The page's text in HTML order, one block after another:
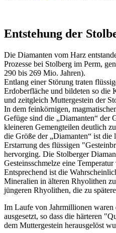
Entstehung der
Die Diamanten vom Harz
Prozesse bei Stolberg im Perm,
290 bis 269 Mio. Jahren).
Entlang einer Störung traten
Erdoberfläche und bildeten so die
und zeitgleich Muttergestein der
In dem feinkörnigen,
Gefüge sind die „Diamanten“ der
kleineren Gemengteilen deutlich
die Größe der „Diamanten“ ist
Erstarrung des flüssigen
hervorging. Die Stolberger
Gesteinsschmelze eine
Entsprechend ist die
Mineralien in älteren Rhyolithen
jüngeren Rhyolithen, die zu
Im Laufe von Jahrmillionen
ausgesetzt, so dass die härteren
dem Muttergestein herausgelöst